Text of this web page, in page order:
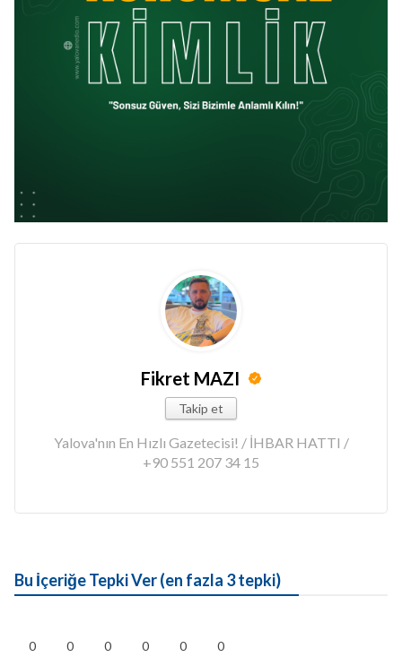
Fikret MAZI
Takip et
Yalova'nın En Hızlı Gazetecisi! / İHBAR HATTI /
+90 551 207 34 15
Bu İçeriğe Tepki Ver (en fazla 3 tepki)
0 0 0 0 0 0